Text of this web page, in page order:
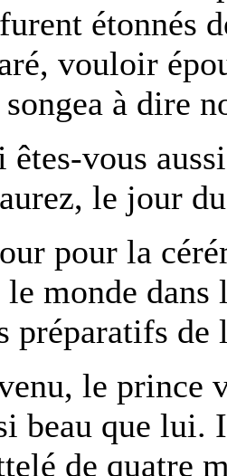
étonnés
vouloir
à dire
vous
le jour
pour la
monde dans
préparatifs de
le prince
beau que lui.
de quatre